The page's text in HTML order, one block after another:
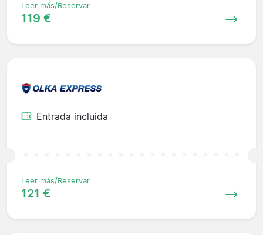
Leer más/Reservar
119 €
Entrada incluida
Leer más/Reservar
121 €